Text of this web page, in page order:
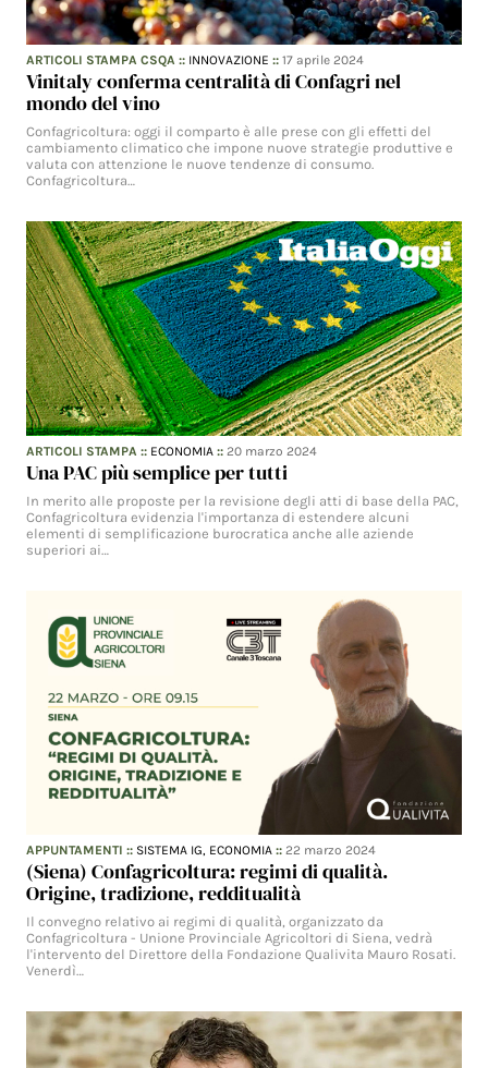
ARTICOLI STAMPA CSQA :: INNOVAZIONE ::17 aprile 2024
Vinitaly conferma centralità di Confagri nel
mondo del vino
Confagricoltura: oggi il comparto è alle prese con gli effetti del
cambiamento climatico che impone nuove strategie produttive e
valuta con attenzione le nuove tendenze di consumo.
Confagricoltura…
ARTICOLI STAMPA :: ECONOMIA ::20 marzo 2024
Una PAC più semplice per tutti
In merito alle proposte per la revisione degli atti di base della PAC,
Confagricoltura evidenzia l'importanza di estendere alcuni
elementi di semplificazione burocratica anche alle aziende
superiori ai…
APPUNTAMENTI :: SISTEMA IG, ECONOMIA ::22 marzo 2024
(Siena) Confagricoltura: regimi di qualità.
Origine, tradizione, redditualità
Il convegno relativo ai regimi di qualità, organizzato da
Confagricoltura - Unione Provinciale Agricoltori di Siena, vedrà
l'intervento del Direttore della Fondazione Qualivita Mauro Rosati.
Venerdì…